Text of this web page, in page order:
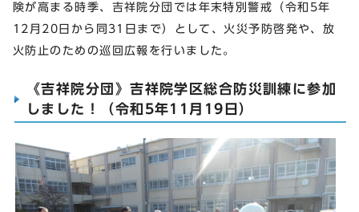
険が高まる時季、吉祥院分団では年末特別警戒（令和5年
12月20日から同31日まで）として、火災予防啓発や、放
火防止のための巡回広報を行いました。
《吉祥院分団》吉祥院学区総合防災訓練に参加
しました！（令和5年11月19日）